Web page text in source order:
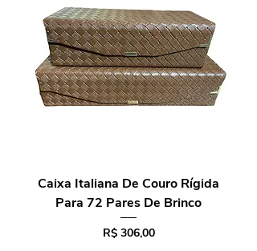
Caixa Italiana De Couro Rígida
Para 72 Pares De Brinco
Preço
R$ 306,00